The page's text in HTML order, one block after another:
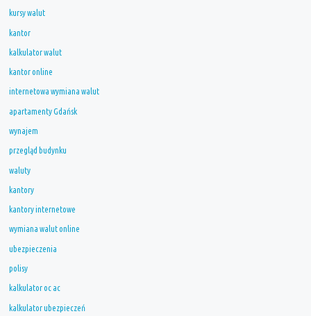
kursy walut
kantor
kalkulator walut
kantor online
internetowa wymiana walut
apartamenty Gdańsk
wynajem
przegląd budynku
waluty
kantory
kantory internetowe
wymiana walut online
ubezpieczenia
polisy
kalkulator oc ac
kalkulator ubezpieczeń